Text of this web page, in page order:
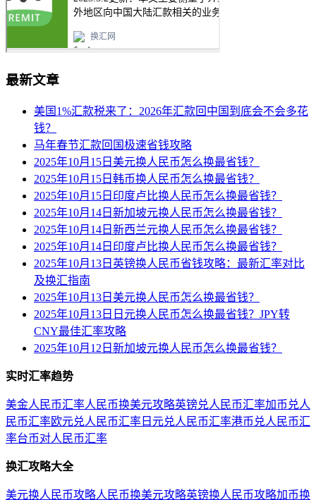
最新文章
美国1%汇款税来了：2026年汇款回中国到底会不会多花
钱？
马年春节汇款回国极速省钱攻略
2025年10月15日美元换人民币怎么换最省钱？
2025年10月15日韩币换人民币怎么换最省钱？
2025年10月15日印度卢比换人民币怎么换最省钱？
2025年10月14日新加坡元换人民币怎么换最省钱？
2025年10月14日新西兰元换人民币怎么换最省钱？
2025年10月14日印度卢比换人民币怎么换最省钱？
2025年10月13日英镑换人民币省钱攻略：最新汇率对比
及换汇指南
2025年10月13日美元换人民币怎么换最省钱？
2025年10月13日日元换人民币怎么换最省钱？JPY转
CNY最佳汇率攻略
2025年10月12日新加坡元换人民币怎么换最省钱？
实时汇率趋势
美金人民币汇率人民币换美元攻略英镑兑人民币汇率加币兑人
民币汇率欧元兑人民币汇率 日元兑人民币汇率港币兑人民币汇
率台币对人民币汇率
换汇攻略大全
美元换人民币攻略人民币换美元攻略英镑换人民币攻略加币换